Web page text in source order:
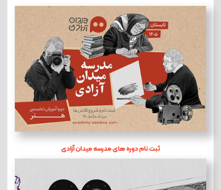
ثبت نام دوره های مدرسه میدان آزادی